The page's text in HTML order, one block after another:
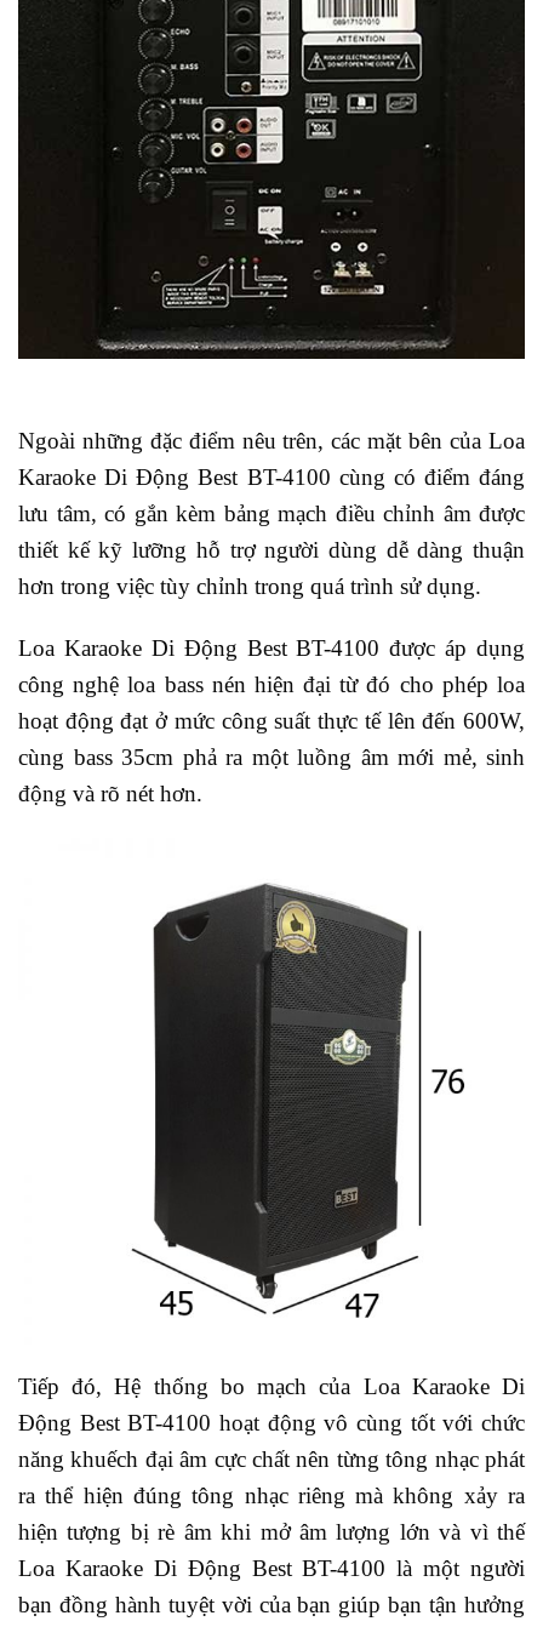
Ngoài những đặc điểm nêu trên, các mặt bên của Loa
Karaoke Di Động Best BT-4100 cùng có điểm đáng
lưu tâm, có gắn kèm bảng mạch điều chỉnh âm được
thiết kế kỹ lưỡng hỗ trợ người dùng dễ dàng thuận
hơn trong việc tùy chỉnh trong quá trình sử dụng.
Loa Karaoke Di Động Best BT-4100 được áp dụng
công nghệ loa bass nén hiện đại từ đó cho phép loa
hoạt động đạt ở mức công suất thực tế lên đến 600W,
cùng bass 35cm phả ra một luồng âm mới mẻ, sinh
động và rõ nét hơn.
Tiếp đó, Hệ thống bo mạch của Loa Karaoke Di
Động Best BT-4100 hoạt động vô cùng tốt với chức
năng khuếch đại âm cực chất nên từng tông nhạc phát
ra thể hiện đúng tông nhạc riêng mà không xảy ra
hiện tượng bị rè âm khi mở âm lượng lớn và vì thế
Loa Karaoke Di Động Best BT-4100 là một người
bạn đồng hành tuyệt vời của bạn giúp bạn tận hưởng